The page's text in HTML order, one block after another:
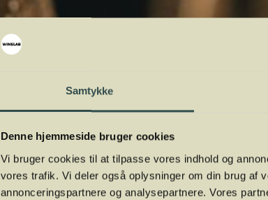
Samtykke
Denne hjemmeside bruger cookies
Vi bruger cookies til at tilpasse vores indhold og
vores trafik. Vi deler også oplysninger om din brug af
annonceringspartnere og analysepartnere. Vores